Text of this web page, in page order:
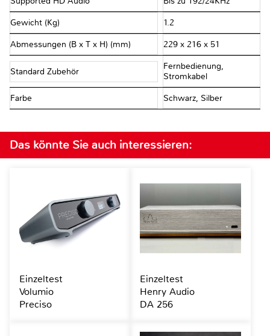
Gewicht (Kg) 1.2
Abmessungen (B x T x H) (mm) 229 x 216 x 51
Standard Zubehör
Fernbedienung,
Stromkabel
Farbe Schwarz, Silber
Das könnte Sie auch interessieren:
Einzeltest
Volumio
Preciso
Einzeltest
Henry Audio
DA 256